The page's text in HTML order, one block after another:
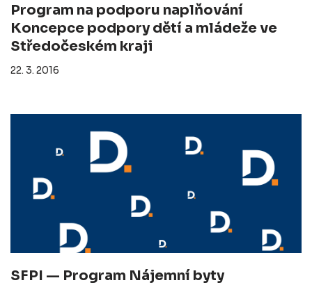
Program na podporu naplňování
Koncepce podpory dětí a mládeže ve
Středočeském kraji
22. 3. 2016
SFPI — Program Nájemní byty